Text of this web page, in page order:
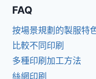
FAQ
按場景規劃的製服特
比較不同印刷
多種印刷加工方法
絲網印刷